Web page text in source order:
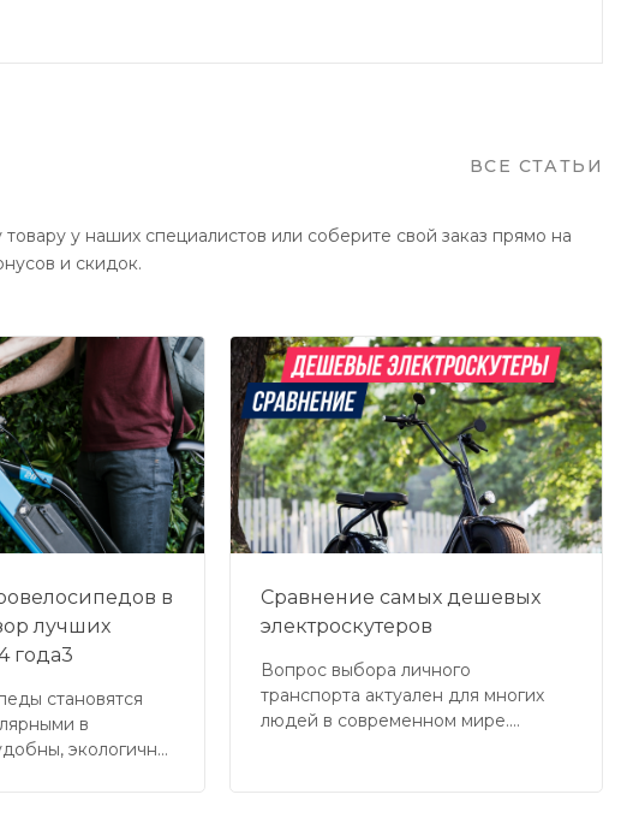
ВСЕ СТАТЬИ
у наших специалистов или соберите свой заказ прямо на
и скидок.
в
лучших
года3
становятся
в
экологичны
Сравнение самых дешевых
электроскутеров
Вопрос выбора личного
транспорта актуален для многих
людей в современном мире.